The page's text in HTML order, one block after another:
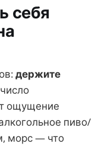
себя
держите
ощущение
пиво/
морс — что